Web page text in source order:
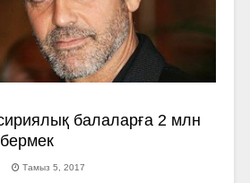
балаларға 2 млн
Тамыз 5, 2017